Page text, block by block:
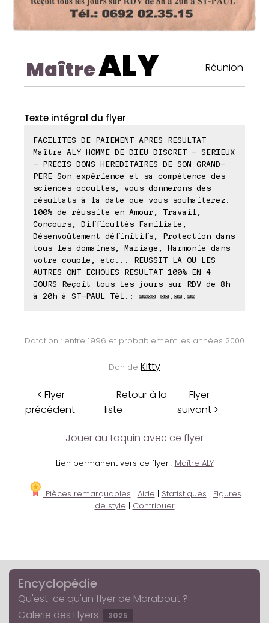
MaîtreALY Réunion
Texte intégral du flyer
FACILITES DE PAIEMENT APRES RESULTAT
Maître ALY HOMME DE DIEU DISCRET - SERIEUX
- PRECIS DONS HEREDITAIRES DE SON GRAND-
PERE Son expérience et sa compétence des
sciences occultes, vous donnerons des
résultats à la date que vous souhaiterez.
100% de réussite en Amour, Travail,
Concours, Difficultés Familiale,
Désenvoûtement définitifs, Protection dans
tous les domaines, Mariage, Harmonie dans
votre couple, etc... REUSSIT LA OU LES
AUTRES ONT ECHOUES RESULTAT 100% EN 4
JOURS Reçoit tous les jours sur RDV de 8h
à 20h à ST-PAUL Tél.: ⊠⊠⊠⊠ ⊠⊠.⊠⊠.⊠⊠
Datation : entre 1996 et probablement les années 2000
Don de Kitty
< Flyer
précédent
Retour à la
liste
Flyer
suivant >
Jouer au taquin avec ce flyer
Lien permanent vers ce flyer : Maître ALY
Pièces remarquables | Aide | Statistiques | Figures
de style | Contribuer
Encyclopédie
Qu'est-ce qu'un flyer de Marabout ?
Galerie des Flyers
3025